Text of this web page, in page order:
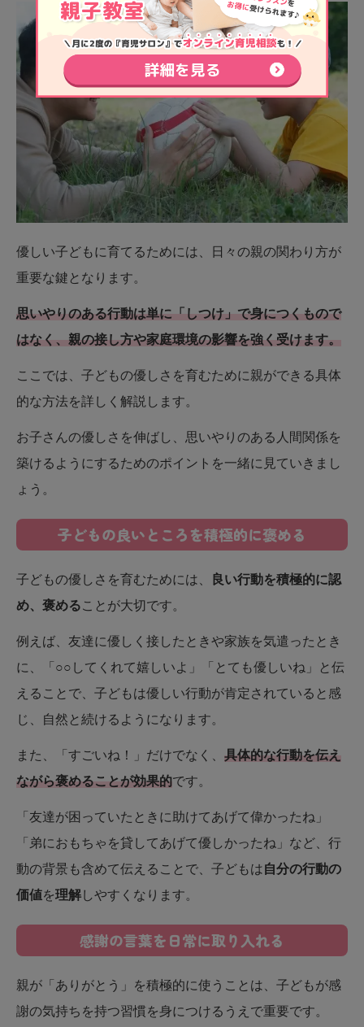
優しい子どもに育てるためには、日々の親の関わり方が
重要な鍵となります。
思いやりのある行動は単に「しつけ」で身につくもので
はなく、親の接し方や家庭環境の影響を強く受けます。
ここでは、子どもの優しさを育むために親ができる具体
的な方法を詳しく解説します。
お子さんの優しさを伸ばし、思いやりのある人間関係を
築けるようにするためのポイントを一緒に見ていきまし
ょう。
子どもの良いところを積極的に褒める
子どもの優しさを育むためには、
良い行動を積極的に認
め、褒めることが大切です。
例えば、友達に優しく接したときや家族を気遣ったとき
に、「○○してくれて嬉しいよ」「とても優しいね」と伝
えることで、子どもは優しい行動が肯定されていると感
じ、自然と続けるようになります。
また、「すごいね！」だけでなく、 具体的な行動を伝え
ながら褒めることが効果的です。
「友達が困っていたときに助けてあげて偉かったね」
「弟におもちゃを貸してあげて優しかったね」など、行
動の背景も含めて伝えることで、子どもは自分の行動の
価値を理解しやすくなります。
感謝の言葉を日常に取り入れる
親が「ありがとう」を積極的に使うことは、子どもが感
謝の気持ちを持つ習慣を身につけるうえで重要です。